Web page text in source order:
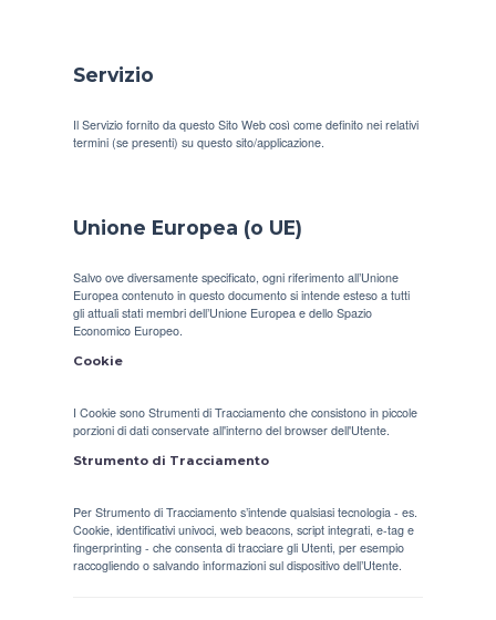
Servizio
Il Servizio fornito da questo Sito Web così come definito nei relativi
termini (se presenti) su questo sito/applicazione.
Unione Europea (o UE)
Salvo ove diversamente specificato, ogni riferimento all’Unione
Europea contenuto in questo documento si intende esteso a tutti
gli attuali stati membri dell’Unione Europea e dello Spazio
Economico Europeo.
Cookie
I Cookie sono Strumenti di Tracciamento che consistono in piccole
porzioni di dati conservate all'interno del browser dell'Utente.
Strumento di Tracciamento
Per Strumento di Tracciamento s’intende qualsiasi tecnologia - es.
Cookie, identificativi univoci, web beacons, script integrati, e-tag e
fingerprinting - che consenta di tracciare gli Utenti, per esempio
raccogliendo o salvando informazioni sul dispositivo dell’Utente.